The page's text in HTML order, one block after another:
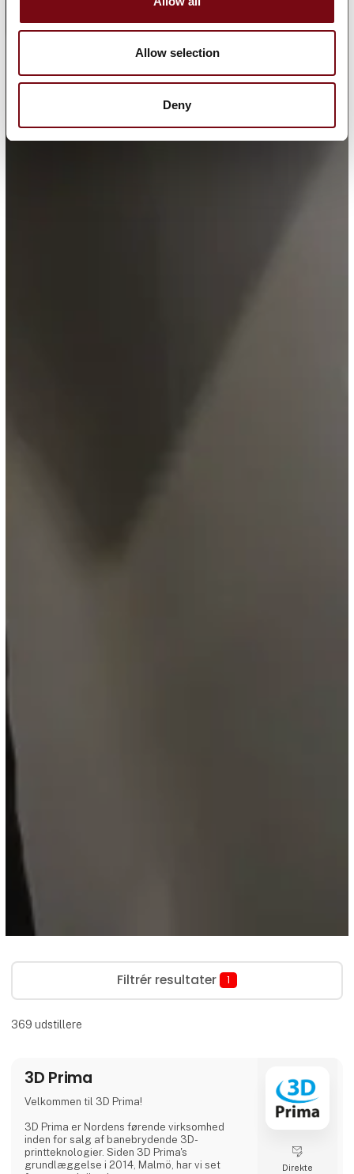
Allow selection
Deny
Filtrér resultater 1
369 udstillere
3D Prima
Velkommen til 3D Prima!
3D Prima er Nordens førende virksomhed
inden for salg af banebrydende 3D-
printteknologier. Siden 3D Prima's
grundlæggelse i 2014, Malmö, har vi set
Direkte